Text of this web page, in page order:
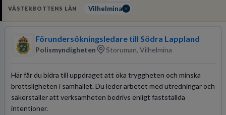
VÄSTERBOTTENS LÄN Vilhelmina
Förundersökningsledare till Södra Lappland
Polismyndigheten Storuman, Vilhelmina
Här får du bidra till uppdraget att öka tryggheten och minska
brottsligheten i samhället. Du leder arbetet med utredningar och
säkerställer att verksamheten bedrivs enligt fastställda
intentioner.